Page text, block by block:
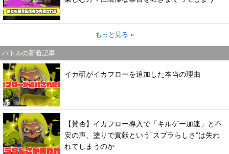
もっと見る »
バトルの新着記事
イカ研がイカフローを追加した本当の理由
【賛否】イカフロー導入で「キルゲー加速」と不
安の声、塗りで貢献という”スプラらしさ”は失わ
れてしまうのか